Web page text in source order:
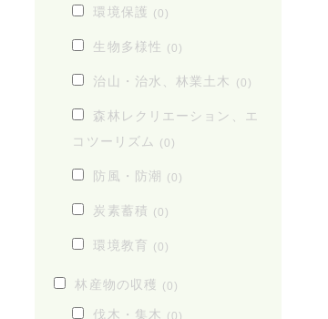
環境保護 (0)
生物多様性 (0)
治山・治水、林業土木 (0)
森林レクリエーション、エ
コツーリズム (0)
防風・防潮 (0)
炭素蓄積 (0)
環境教育 (0)
林産物の収穫 (0)
伐木・集木 (0)